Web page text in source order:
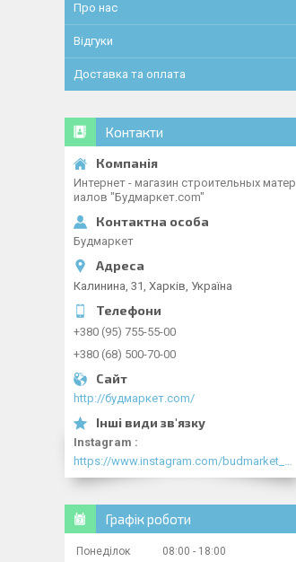
Про нас
Відгуки
Доставка та оплата
Контакти
Интернет - магазин строительных матер
иалов "Будмаркет.com"
Будмаркет
Калинина, 31, Харків, Україна
+380 (95) 755-55-00
+380 (68) 500-70-00
http://будмаркет.com/
Instagram
Графік роботи
Понеділок 08:00
18:00